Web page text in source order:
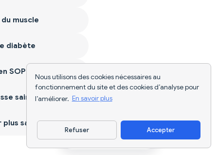
Nous utilisons des cookies nécessaires au
fonctionnement du site et des cookies d’analyse pour
l’améliorer. En savoir plus
Refuser Accepter
Télécharger l'appli
muscle
diabète
SOPK
saine
sain